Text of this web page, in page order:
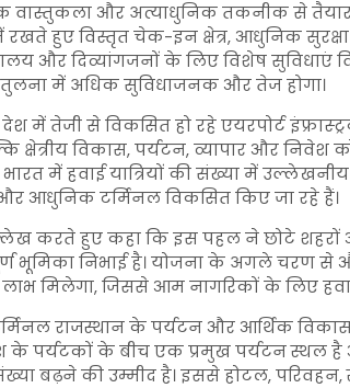
और अत्याधुनिक तकनीक से तैयार
रखते हुए विस्तृत चेक-इन क्षेत्र, आधुनिक
और दिव्यांगजनों के लिए विशेष सुविधाएं
तुलना में अधिक सुविधाजनक और तेज होगा।
में तेजी से विकसित हो रहे एयरपोर्ट
विकास, पर्यटन, व्यापार और निवेश
में हवाई यात्रियों की संख्या में
आधुनिक टर्मिनल विकसित किए जा रहे हैं।
करते हुए कहा कि इस पहल ने छोटे शहरों
भूमिका निभाई है। योजना के अगले चरण से
मिलेगा, जिससे आम नागरिकों के लिए हवाई
राजस्थान के पर्यटन और आर्थिक
के पर्यटकों के बीच एक प्रमुख पर्यटन स्थल
बढ़ने की उम्मीद है। इससे होटल, परिवहन,